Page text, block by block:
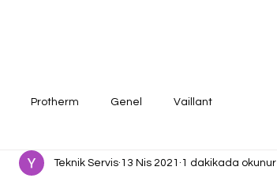
Protherm Genel Vaillant
Teknik Servis 13 Nis 2021 1 dakikada okunur